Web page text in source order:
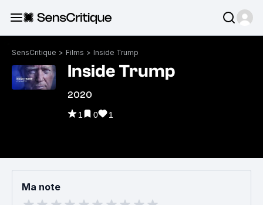
SensCritique > Films > Inside Trump
Inside Trump
2020
1 0 1
Ma note